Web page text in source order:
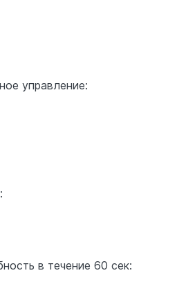
управление:
в течение 60 сек: